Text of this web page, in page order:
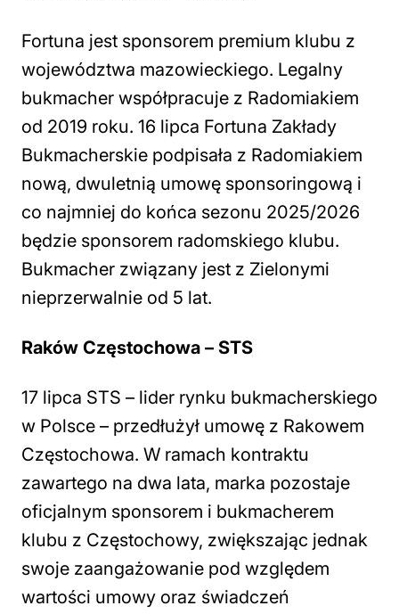
Fortuna jest sponsorem premium klubu z
województwa mazowieckiego. Legalny
bukmacher współpracuje z Radomiakiem
od 2019 roku. 16 lipca Fortuna Zakłady
Bukmacherskie podpisała z Radomiakiem
nową, dwuletnią umowę sponsoringową i
co najmniej do końca sezonu 2025/2026
będzie sponsorem radomskiego klubu.
Bukmacher związany jest z Zielonymi
nieprzerwalnie od 5 lat.
Raków Częstochowa – STS
17 lipca STS – lider rynku bukmacherskiego
w Polsce – przedłużył umowę z Rakowem
Częstochowa. W ramach kontraktu
zawartego na dwa lata, marka pozostaje
oficjalnym sponsorem i bukmacherem
klubu z Częstochowy, zwiększając jednak
swoje zaangażowanie pod względem
wartości umowy oraz świadczeń